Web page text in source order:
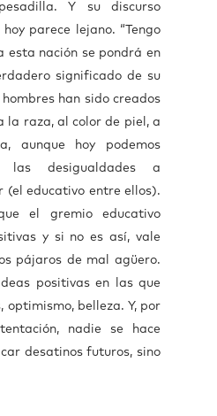
Y su discurso
parece lejano. “Tengo
esta nación se pondrá en
significado de su
han sido creados
la raza, al color de piel, a
aunque hoy podemos
las desigualdades a
educativo entre ellos).
el gremio educativo
y si no es así, vale
pájaros de mal agüero.
positivas en las que
optimismo, belleza. Y, por
nadie se hace
desatinos futuros, sino